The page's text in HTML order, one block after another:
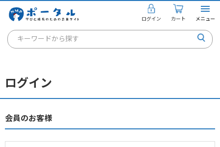
ログイン カート メニュー
キーワードから探す
通信講座
講座を探す
ログイン
会員のお客様